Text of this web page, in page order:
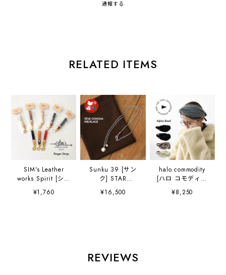
通報する
RELATED ITEMS
SIM's Leather
works Spirit [シム
ズレザーワークス
スピリット]
¥1,760
Sunku 39 [サン
ク] STAR
CONCHA
NECKLACE [SK-
ト・星・貝殻・
MEN'S / LADY'S
¥16,500
halo.commodity
[ハロ コモディテ
ィ] Alpha Band
[HL-1109] アルフ
¥8,250
REVIEWS